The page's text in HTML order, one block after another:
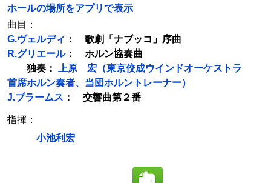
ホールの場所をアプリで表示
曲目：
G.ヴェルディ ： 歌劇「ナブッコ」序曲
R.グリエール： ホルン協奏曲
独奏：
上原 宏（東京佼成ウインドオーケストラ
首席ホルン奏者、当団ホルントレーナー）
J.ブラームス ： 交響曲第２番
指揮：
小池利宏